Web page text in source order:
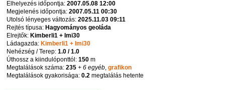
Elhelyezés időpontja:2007.05.08 12:00
Megjelenés időpontja:2007.05.11 00:30
Utolsó lényeges változás:2025.11.03 09:11
Rejtés típusa: Hagyományos geoláda
Elrejtők: Kimberli1 + Imi30
Ládagazda: Kimberli1 + Imi30
Nehézség / Terep:1.0 / 1.0
Úthossz a kiindulóponttól:150 m
Megtalálások száma:235 + 6 egyéb,grafikon
Megtalálások gyakorisága:0.2 megtalálás hetente